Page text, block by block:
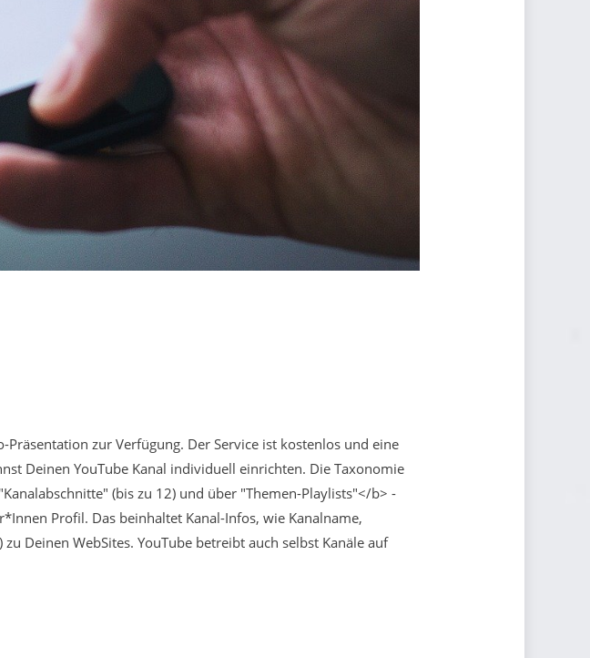
zur Verfügung. Der Service ist kostenlos und eine
Deinen YouTube Kanal individuell einrichten. Die Taxonomie
(bis zu 12) und über "Themen-Playlists"</b> -
Profil. Das beinhaltet Kanal-Infos, wie Kanalname,
Deinen WebSites. YouTube betreibt auch selbst Kanäle auf